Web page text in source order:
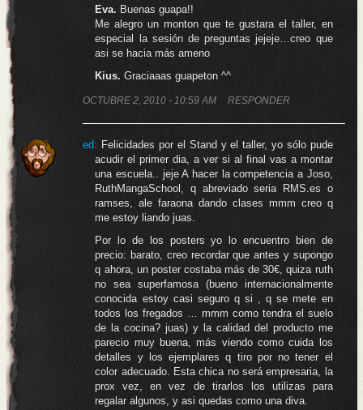
Eva. Buenas guapa!!
Me alegro un monton que te gustara el taller, en
especial la sesión de preguntas jejeje…creo que
asi se hacia más ameno
Kius. Graciaaas guapeton ^^
OCTUBRE 2, 2010 - 10:59 AM RESPONDER
ed: Felicidades por el Stand y el taller, yo sólo pude
acudir el primer dia, a ver si al final vas a montar
una escuela.. jeje A hacer la competencia a Joso,
RuthMangaSchool, q abreviado seria RMS.es o
ramses, ale faraona dando clases mmm creo q
me estoy liando juas.
Por lo de los posters yo lo encuentro bien de
precio: barato, creo recordar que antes y supongo
q ahora, un poster costaba más de 30€, quiza ruth
no sea superfamosa (bueno internacionalmente
conocida estoy casi seguro q si , q se mete en
todos los fregados … mmm como tendra el suelo
de la cocina? juas) y la calidad del producto me
parecio muy buena, más viendo como cuida los
detalles y los ejemplares q tiro por no tener el
color adecuado. Esta chica no será empresaria, la
prox vez, en vez de tirarlos los utilizas para
regalar algunos, y asi quedas como una diva.